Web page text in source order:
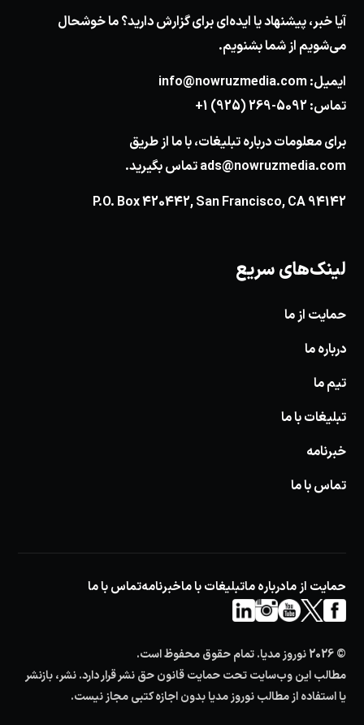
آیا خبر، پیشنهاد یا ایده‌ای برای گزارش دارید؟ ما خوشحال
می‌شویم از شما بشنویم.
ایمیل:info@nowruzmedia.com
تماس:+1 (925) 269-5092
برای معلومات درباره تبلیغات، با ما از طریق
ads@nowruzmedia.comتماس بگیرید.
P.O. Box 420442, San Francisco, CA 94142
لینک‌های سریع
حمایت از ما
درباره ما
تیم ما
تبلیغات با ما
خبرنامه
تماس با ما
حمایت از مادرباره ماتبلیغات با ماخبرنامهتماس با ما
© 2026 نوروز مدیا. تمام حقوق محفوظ است.
مطالب این وب‌سایت تحت حمایت قانون حق نشر قرار دارد. نشر، بازنشر
یا استفاده از مطالب نوروز مدیا بدون اجازه کتبی مجاز نیست.